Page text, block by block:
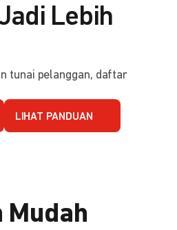
Lebih
tunai pelanggan, daftar
LIHAT PANDUAN
Mudah